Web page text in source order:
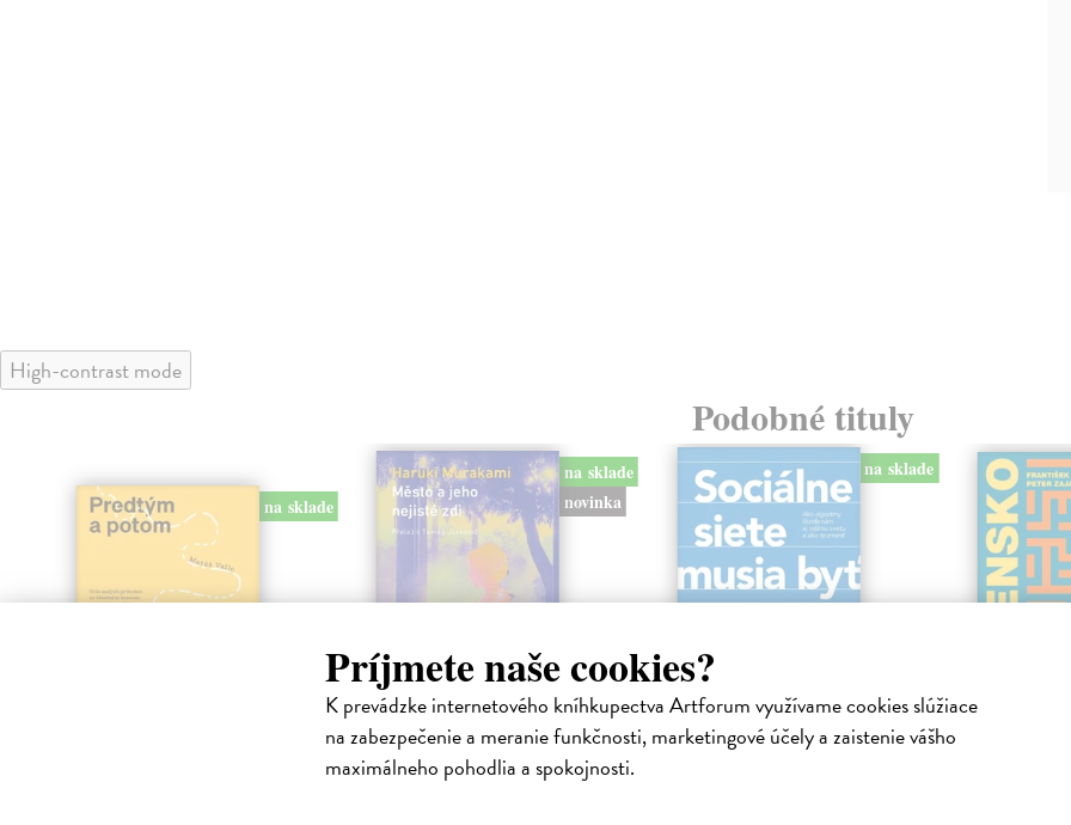
Príjmete naše cookies?
K prevádzke internetového kníhkupectva Artforum využívame cookies slúžiace
na zabezpečenie a meranie funkčnosti, marketingové účely a zaistenie vášho
maximálneho pohodlia a spokojnosti.
High-contrast mode
Podobné tituly
na sklade
na sklade
novinka
Město a jeho nejisté
na sklade